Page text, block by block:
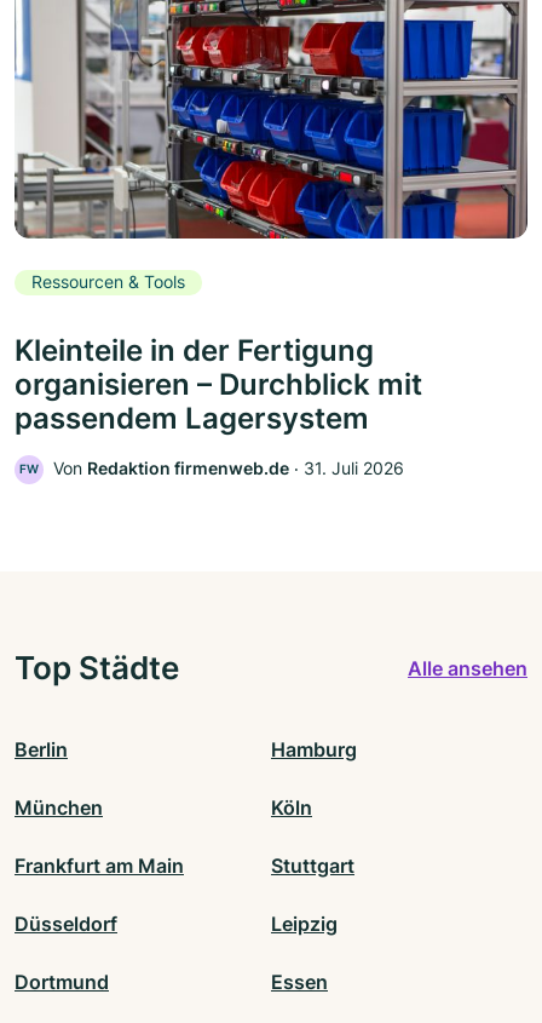
Ressourcen & Tools
Kleinteile in der Fertigung
organisieren – Durchblick mit
passendem Lagersystem
FW Von Redaktion firmenweb.de ‧ 31. Juli 2026
Top Städte Alle ansehen
Berlin Hamburg
München Köln
Frankfurt am Main Stuttgart
Düsseldorf Leipzig
Dortmund Essen